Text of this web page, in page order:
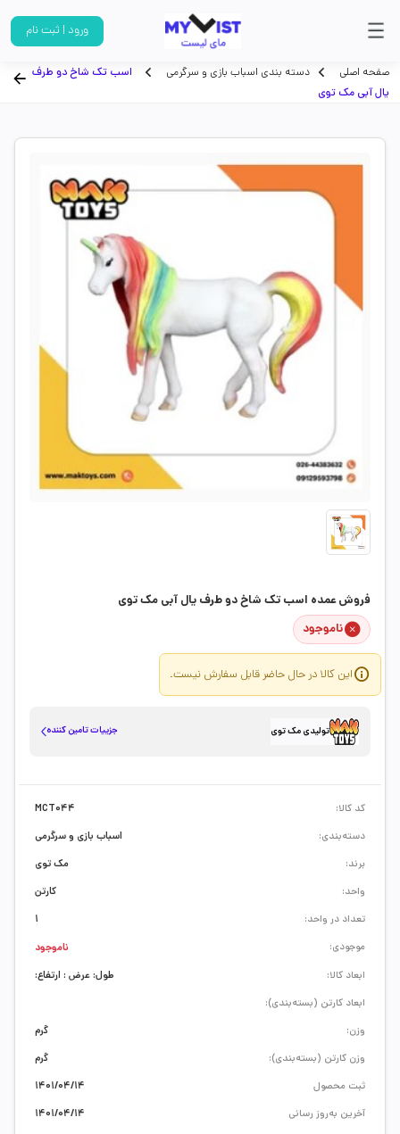
ورود | ثبت نام
صفحه اصلی دسته بندی اسباب بازی و سرگرمی
اسب تک شاخ دو طرف
یال آبی مک توی
فروش عمده اسب تک شاخ دو طرف یال آبی مک توی
ناموجود
این کالا در حال حاضر قابل سفارش نیست.
تولیدی مک توی جزییات تامین کننده
ابعاد کالا:
طول: عرض : ارتفاع:
ابعاد کارتن (بسته‌بندی):
وزن:
گرم
وزن کارتن (بسته‌بندی):
گرم
ثبت محصول
1401/04/14
آخرین به‌روز رسانی
1401/04/14
کد کالا:
MCT044
دسته‌بندی:
اسباب بازی و سرگرمی
برند:
مک توی
واحد:
کارتن
تعداد در واحد:
1
موجودی:
ناموجود